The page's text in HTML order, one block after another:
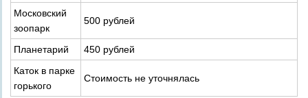
Московский
зоопарк
500 рублей
Планетарий
450 рублей
Каток в парке
горького
Стоимость не уточнялась